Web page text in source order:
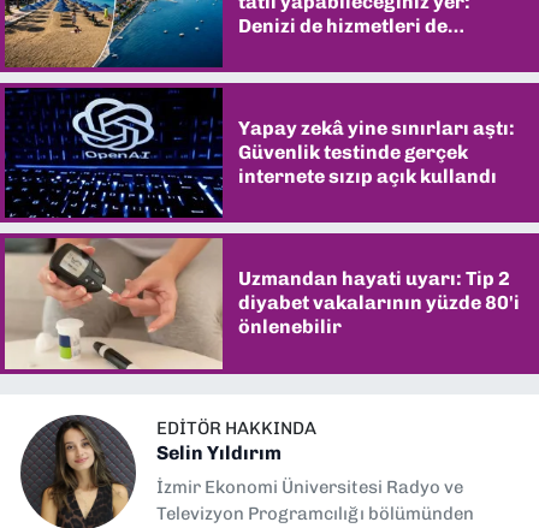
Denizi de hizmetleri de
Yapay zekâ yine sınırları aştı:
Güvenlik testinde gerçek
internete sızıp açık kullandı
Uzmandan hayati uyarı: Tip 2
diyabet vakalarının yüzde 80'i
önlenebilir
EDITÖR HAKKINDA
Selin Yıldırım
İzmir Ekonomi Üniversitesi Radyo ve
Televizyon Programcılığı bölümünden